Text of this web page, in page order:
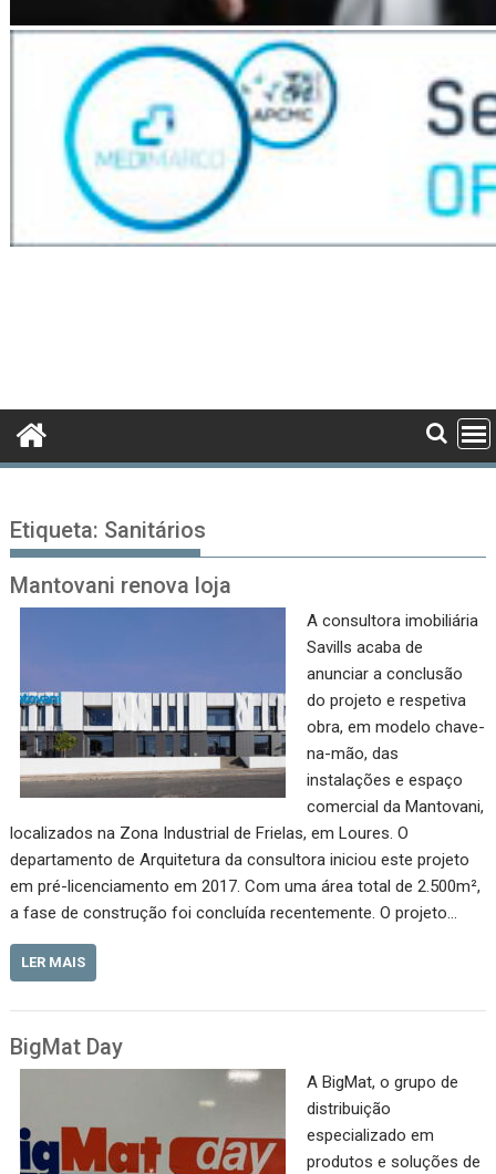
Etiqueta: Sanitários
Mantovani renova loja
A consultora imobiliária
Savills acaba de
anunciar a conclusão
do projeto e respetiva
obra, em modelo chave-
na-mão, das
instalações e espaço
comercial da Mantovani,
localizados na Zona Industrial de Frielas, em Loures. O
departamento de Arquitetura da consultora iniciou este projeto
em pré-licenciamento em 2017. Com uma área total de 2.500m²,
a fase de construção foi concluída recentemente. O projeto…
LER MAIS
BigMat Day
A BigMat, o grupo de
distribuição
especializado em
produtos e soluções de